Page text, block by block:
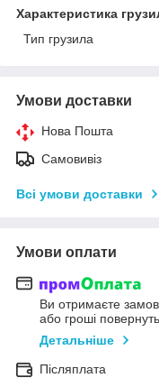
Характеристика
Тип грузила
Умови доставки
Нова Пошта
Самовивіз
Всі умови доставки
Умови оплати
Ви отримаєте
або гроші
Детальніше
Післяплата